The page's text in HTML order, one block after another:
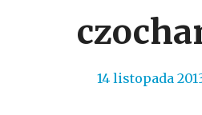
14 listopada